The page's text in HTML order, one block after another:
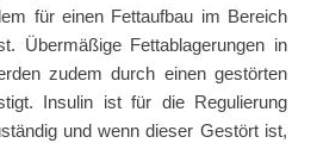
für einen Fettaufbau im Bereich
Übermäßige Fettablagerungen in
zudem durch einen gestörten
Insulin ist für die Regulierung
und wenn dieser Gestört ist,